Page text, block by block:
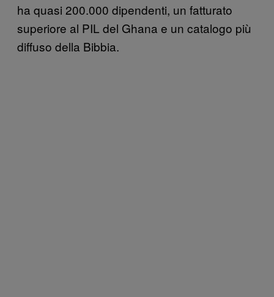
ha quasi 200.000 dipendenti, un fatturato
superiore al PIL del Ghana e un catalogo più
diffuso della Bibbia.